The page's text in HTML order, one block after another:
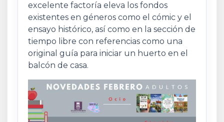
excelente factoría eleva los fondos
existentes en géneros como el cómic y el
ensayo histórico, así como en la sección de
tiempo libre con referencias como una
original guía para iniciar un huerto en el
balcón de casa.